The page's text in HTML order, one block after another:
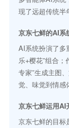
现了远超传统半
京东七鲜的AI系
AI系统扮演了多
乐+樱花”组合；
专家”生成主图
觉、味觉到情感
京东七鲜运用AI
京东七鲜的目标